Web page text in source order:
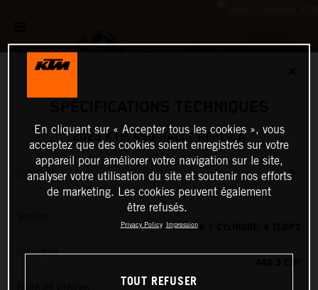
2025 KTM 450 RALLY REPLICA
MOTEUR
MOTEUR 1 CYLINDRE, 4 TEMPS
Cylindrée
En cliquant sur « Accepter tous les cookies », vous
acceptez que des cookies soient enregistrés sur votre
appareil pour améliorer votre navigation sur le site,
analyser votre utilisation du site et soutenir nos efforts
de marketing. Les cookies peuvent également
être refusés.
Privacy Policy Impression
TOUT REFUSER